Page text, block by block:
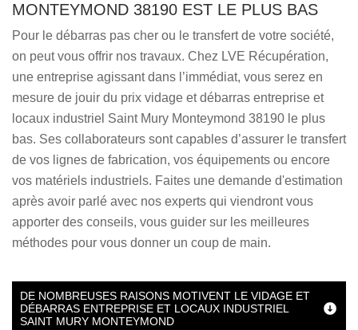
MONTEYMOND 38190 EST LE PLUS BAS
Pour le débarras pas cher ou le transfert de votre société,
on peut vous offrir nos travaux. Chez LVE Récupération,
une entreprise agissant dans l’immédiat, vous serez en
mesure de jouir du prix vidage et débarras entreprise et
locaux industriel Saint Mury Monteymond 38190 le plus
bas. Ses collaborateurs sont capables d’assurer le transfert
de vos lignes de fabrication, vos équipements ou encore
vos matériels industriels. Faites une demande d'estimation
après avoir parlé avec nos experts qui viendront vous
apporter des conseils, vous guider sur les meilleures
méthodes pour vous donner un coup de main.
DE NOMBREUSES RAISONS MOTIVENT LE VIDAGE ET
DÉBARRAS ENTREPRISE ET LOCAUX INDUSTRIEL
SAINT MURY MONTEYMOND